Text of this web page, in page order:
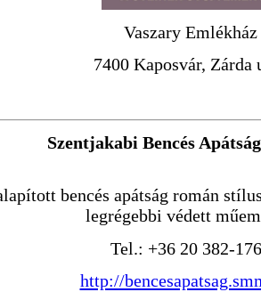
Vaszary Emlékház
7400 Kaposvár, Zárda
Szentjakabi Bencés
bencés apátság román
legrégebbi védett
Tel.: +36 20 382-
http://